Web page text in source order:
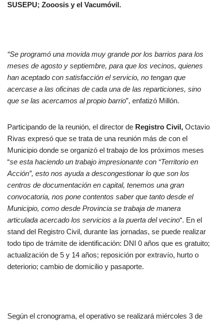
SUSEPU; Zooosis y el Vacumóvil.
“Se programó una movida muy grande por los barrios para los
meses de agosto y septiembre, para que los vecinos, quienes
han aceptado con satisfacción el servicio, no tengan que
acercase a las oficinas de cada una de las reparticiones, sino
que se las acercamos al propio barrio”, enfatizó Millón.
Participando de la reunión, el director de Registro Civil, Octavio
Rivas expresó que se trata de una reunión más de con el
Municipio donde se organizó el trabajo de los próximos meses
“se esta haciendo un trabajo impresionante con “Territorio en
Acción”, esto nos ayuda a descongestionar lo que son los
centros de documentación en capital, tenemos una gran
convocatoria, nos pone contentos saber que tanto desde el
Municipio, como desde Provincia se trabaja de manera
articulada acercado los servicios a la puerta del vecino“. En el
stand del Registro Civil, durante las jornadas, se puede realizar
todo tipo de trámite de identificación: DNI 0 años que es gratuito;
actualización de 5 y 14 años; reposición por extravío, hurto o
deteriorio; cambio de domicilio y pasaporte.
Según el cronograma, el operativo se realizará miércoles 3 de